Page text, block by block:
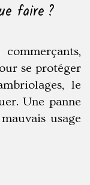
faire ?
se protéger
le
Une panne
usage